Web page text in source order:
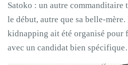
Satoko : un autre
le début, autre que sa belle-
kidnapping ait été organisé pour
avec un candidat bien